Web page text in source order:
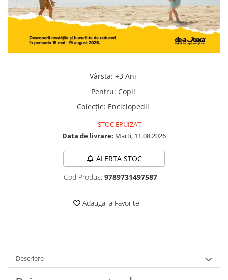
Vârsta: +3 Ani
Pentru: Copii
Colecţie: Enciclopedii
STOC EPUIZAT
Data de livrare: Marti, 11.08.2026
ALERTA STOC
Cod Produs: 9789731497587
Adauga la Favorite
Descriere